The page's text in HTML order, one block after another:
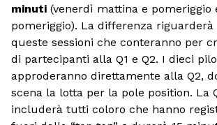
minuti (venerdì mattina e pomeriggio
pomeriggio). La differenza
queste sessioni che conteranno per
di partecipanti alla Q1 e Q2. I dieci
approderanno direttamente alla Q2,
scena la lotta per la pole position. La
includerà tutti coloro che hanno